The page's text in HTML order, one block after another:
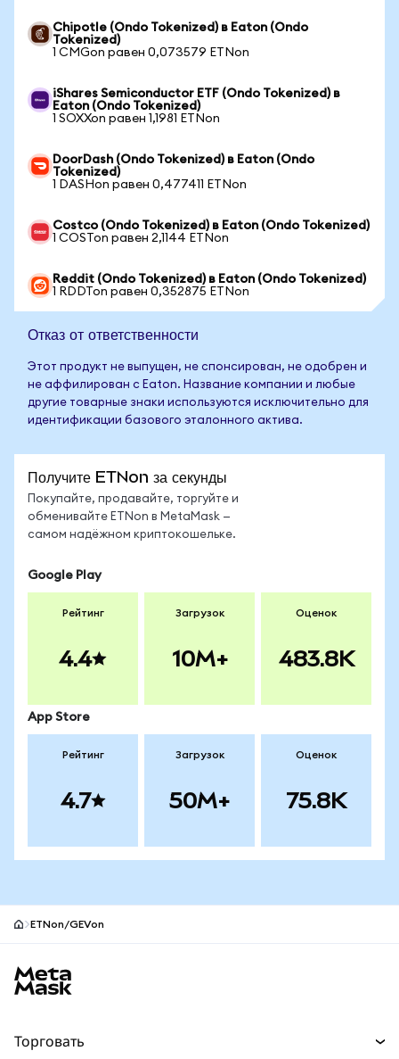
Chipotle (Ondo Tokenized) в Eaton (Ondo
Tokenized)
1 CMGon равен 0,073579 ETNon
iShares Semiconductor ETF (Ondo Tokenized) в
Eaton (Ondo Tokenized)
1 SOXXon равен 1,1981 ETNon
DoorDash (Ondo Tokenized) в Eaton (Ondo
Tokenized)
1 DASHon равен 0,477411 ETNon
Costco (Ondo Tokenized) в Eaton (Ondo Tokenized)
1 COSTon равен 2,1144 ETNon
Reddit (Ondo Tokenized) в Eaton (Ondo Tokenized)
1 RDDTon равен 0,352875 ETNon
Отказ от ответственности
Этот продукт не выпущен, не спонсирован, не одобрен и
не аффилирован с Eaton. Название компании и любые
другие товарные знаки используются исключительно для
идентификации базового эталонного актива.
Получите ETNon за секунды
Покупайте, продавайте, торгуйте и
обменивайте ETNon в MetaMask —
самом надёжном криптокошельке.
Google Play
Рейтинг
4.4
Загрузок
10M+
Оценок
483.8K
App Store
Рейтинг
4.7
Загрузок
50M+
Оценок
75.8K
ETNon/GEVon
Торговать